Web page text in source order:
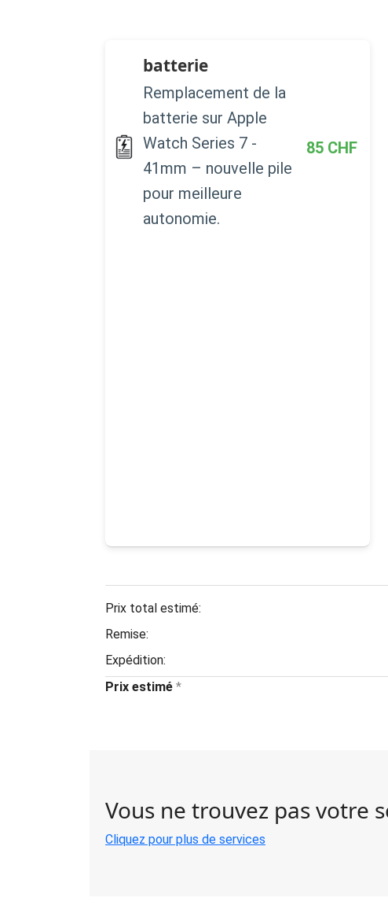
batterie
Remplacement de la
batterie sur Apple
Watch Series 7 -
41mm – nouvelle pile
pour meilleure
autonomie.
85 CHF
Prix total estimé:
Remise:
Expédition:
Prix estimé *
Vous ne trouvez pas votre
Cliquez pour plus de services